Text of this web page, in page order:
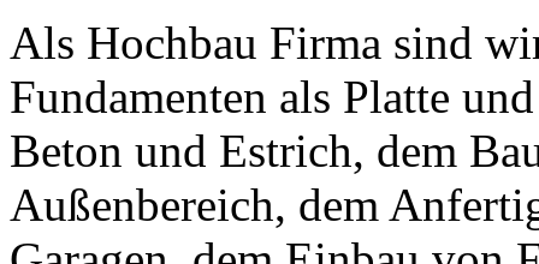
Als Hochbau Firma sind
Fundamenten als Platte
Beton und Estrich, dem
Außenbereich, dem